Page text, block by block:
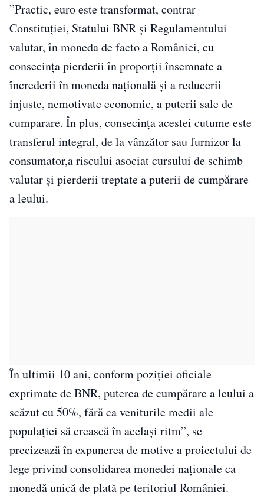
”Practic, euro este transformat, contrar
Constituţiei, Statului BNR şi Regulamentului
valutar, în moneda de facto a României, cu
consecinţa pierderii în proporţii însemnate a
încrederii în moneda naţională şi a reducerii
injuste, nemotivate economic, a puterii sale de
cumparare. În plus, consecinţa acestei cutume este
transferul integral, de la vânzător sau furnizor la
consumator,a riscului asociat cursului de schimb
valutar şi pierderii treptate a puterii de cumpărare
a leului.
În ultimii 10 ani, conform poziţiei oficiale
exprimate de BNR, puterea de cumpărare a leului a
scăzut cu 50%, fără ca veniturile medii ale
populaţiei să crească în acelaşi ritm”, se
precizează în expunerea de motive a proiectului de
lege privind consolidarea monedei naţionale ca
monedă unică de plată pe teritoriul României.